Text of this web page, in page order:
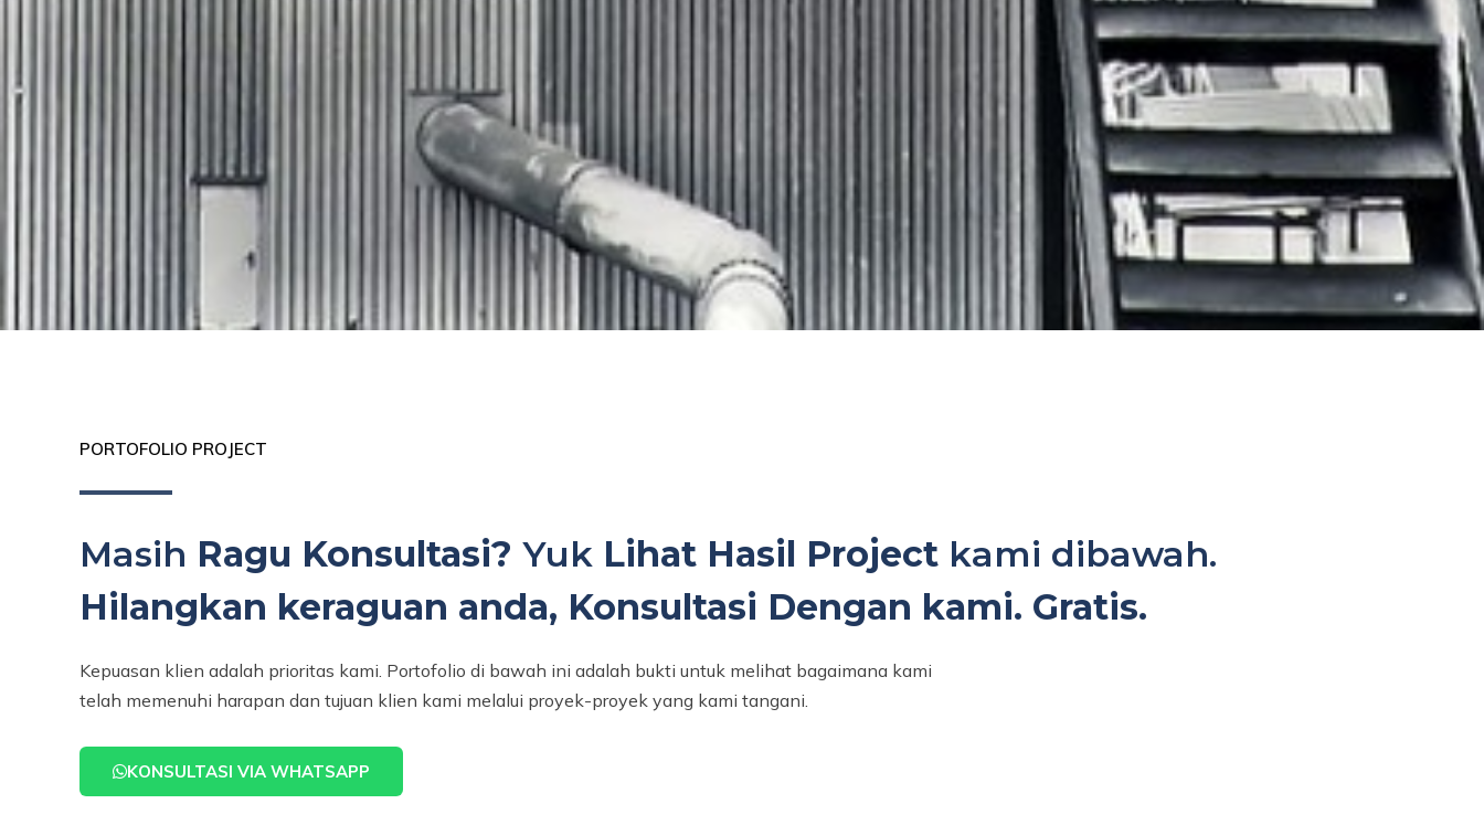
PORTOFOLIO PROJECT
Masih Ragu Konsultasi? Yuk Lihat Hasil Project kami dibawah.
Hilangkan keraguan anda, Konsultasi Dengan kami. Gratis.
Kepuasan klien adalah prioritas kami. Portofolio di bawah ini adalah bukti untuk melihat bagaimana kami
telah memenuhi harapan dan tujuan klien kami melalui proyek-proyek yang kami tangani.
KONSULTASI VIA WHATSAPP